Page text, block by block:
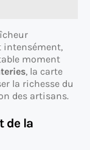
intensément,
moment
, la carte
la richesse du
des artisans.
de la